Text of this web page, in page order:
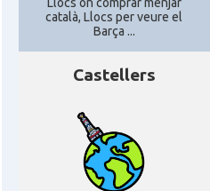
CAMON
català, Llocs per veure el
Barça ...
Castellers